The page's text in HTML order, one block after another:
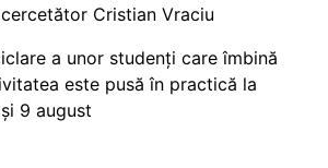
Cristian Vraciu
a unor studenți care îmbină
este pusă în practică la
9 august